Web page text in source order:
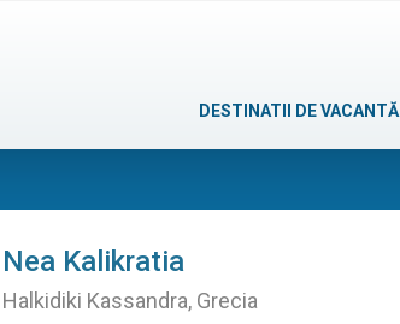
DESTINATII DE VACANTĂ
Nea Kalikratia
Halkidiki Kassandra, Grecia